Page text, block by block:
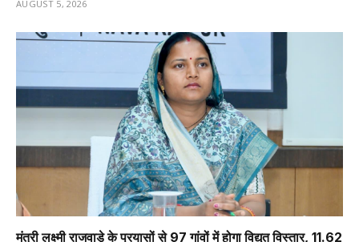
AUGUST 5, 2026
मंत्री लक्ष्मी राजवाड़े के प्रयासों से 97 गांवों में होगा विद्युत विस्तार, 11.62